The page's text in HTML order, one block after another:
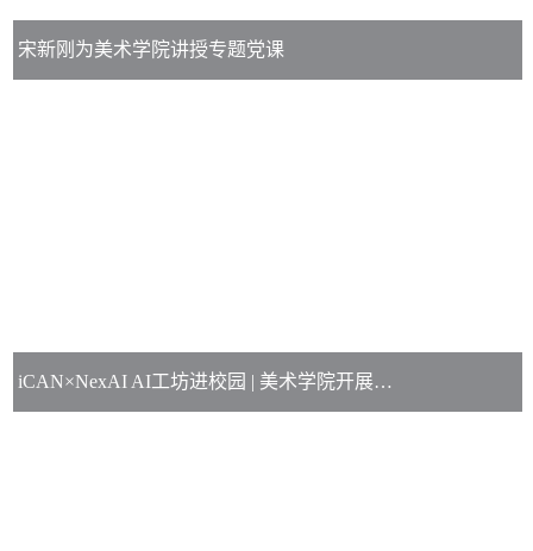
宋新刚为美术学院讲授专题党课
iCAN×NexAI AI工坊进校园 | 美术学院开展AI短视频创作专题培训